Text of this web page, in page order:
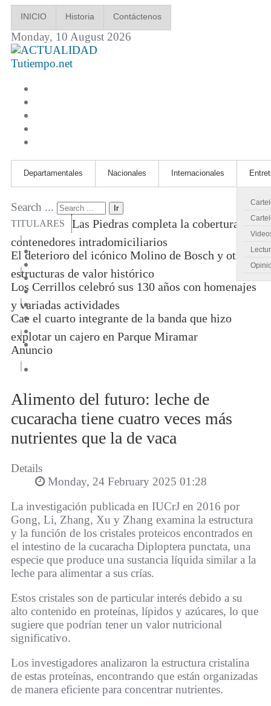
INICIO Historia Contáctenos
Monday, 10 August 2026
Tutiempo.net
Departamentales Nacionales Internacionales
Search ... Ir
TITULARES
Las Piedras completa la cobertura de
contenedores intradomiciliarios
|
El deterioro del icónico Molino de Bosch y otras
estructuras de valor histórico
|
Los Cerrillos celebró sus 130 años con homenajes
y variadas actividades
|
Cae el cuarto integrante de la banda que hizo
explotar un cajero en Parque Miramar
|
Anuncio
|
Alimento del futuro: leche de
cucaracha tiene cuatro veces más
nutrientes que la de vaca
Details
Monday, 24 February 2025 01:28
La investigación publicada en IUCrJ en 2016 por
Gong, Li, Zhang, Xu y Zhang examina la estructura
y la función de los cristales proteicos encontrados en
el intestino de la cucaracha Diploptera punctata, una
especie que produce una sustancia líquida similar a la
leche para alimentar a sus crías.
Estos cristales son de particular interés debido a su
alto contenido en proteínas, lípidos y azúcares, lo que
sugiere que podrían tener un valor nutricional
significativo.
Los investigadores analizaron la estructura cristalina
de estas proteínas, encontrando que están organizadas
de manera eficiente para concentrar nutrientes.